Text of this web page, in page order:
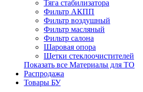
Тяга стабилизатора
Фильтр АКПП
Фильтр воздушный
Фильтр масляный
Фильтр салона
Шаровая опора
Щетки стеклоочистителей
Показать все Материалы для ТО
Распродажа
Товары БУ